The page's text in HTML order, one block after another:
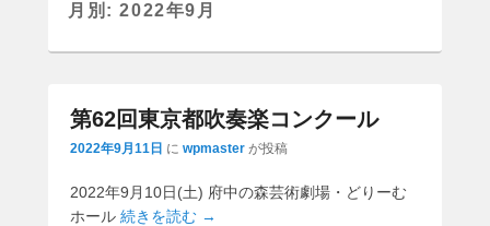
月別: 2022年9月
第62回東京都吹奏楽コンクール
2022年9月11日 に wpmaster が投稿
2022年9月10日(土) 府中の森芸術劇場・どりーむ
ホール 続きを読む →